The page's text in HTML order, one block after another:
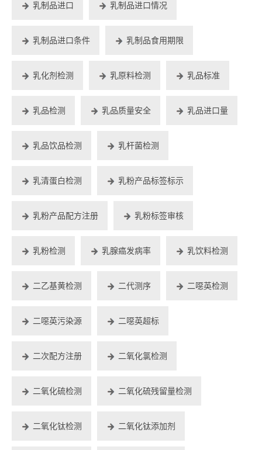
乳制品进口 乳制品进口情况
乳制品进口条件 乳制品食用期限
乳化剂检测 乳原料检测 乳品标准
乳品检测 乳品质量安全 乳品进口量
乳品饮品检测 乳杆菌检测
乳清蛋白检测 乳粉产品标签标示
乳粉产品配方注册 乳粉标签审核
乳粉检测 乳腺癌发病率 乳饮料检测
二乙基黄检测 二代测序 二噁英检测
二噁英污染源 二噁英超标
二次配方注册 二氧化氯检测
二氧化硫检测 二氧化硫残留量检测
二氧化钛检测 二氧化钛添加剂